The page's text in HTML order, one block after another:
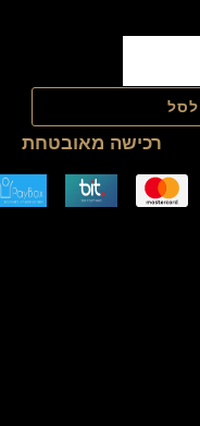
רכישה מאובטחת